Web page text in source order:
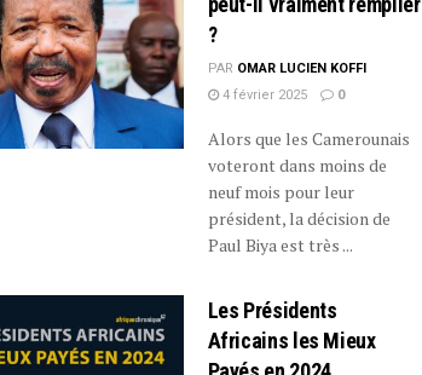
?
PAR OMAR LUCIEN KOFFI
4 février 2025
0
Alors que les Camerounais
voteront dans moins de
neuf mois pour leur
président, la décision de
Paul Biya est très ...
Les Présidents
Africains les Mieux